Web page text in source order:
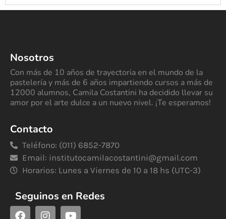
Nosotros
Con más de 10 años de trayectoria en el mundo de la
pastelería y más de 6 años impartiendo cursos a más de
12000 alumnos, Camila Costantini ha decidido llevar su
amor por el arte dulce a un nuevo nivel. ¡Te esperamos!
Contacto
Teléfono: (011) 6852-7870
Email: institutocamilacostantini@gmail.com
Horarios: Lunes a Viernes de 10 a 18 hs (UTC-3)
Seguinos en Redes